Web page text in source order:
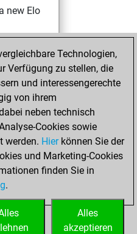
new Elo
27,
account
Studies
Technologien,
Verfügung zu stellen, die
und interessengerechte
von ihrem
neben technisch
Cookies sowie
werden. Hierkönnen Sie der
und Marketing-Cookies
finden Sie in
.
Alles
akzeptieren